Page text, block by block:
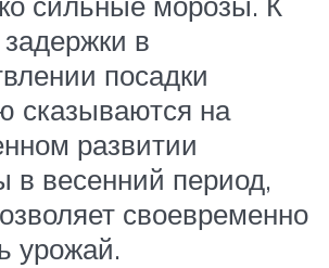
в
посадки
сказываются на
развитии
в весенний период,
своевременно
урожай.